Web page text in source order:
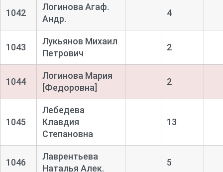
1042
Логинова Агаф.
Андр.
4
1043
Лукьянов Михаил
Петрович
2
1044
Логинова Мария
[Федоровна]
2
1045
Лебедева
Клавдия
Степановна
13
1046
Лаврентьева
Наталья Алек.
5